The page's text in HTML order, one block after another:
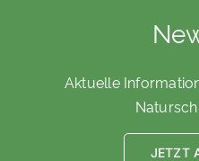
Aktuelle
JETZT